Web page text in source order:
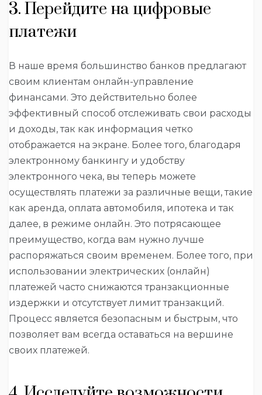
3. Перейдите на цифровые
платежи
В наше время большинство банков предлагают
своим клиентам онлайн-управление
финансами. Это действительно более
эффективный способ отслеживать свои расходы
и доходы, так как информация четко
отображается на экране. Более того, благодаря
электронному банкингу и удобству
электронного чека, вы теперь можете
осуществлять платежи за различные вещи, такие
как аренда, оплата автомобиля, ипотека и так
далее, в режиме онлайн. Это потрясающее
преимущество, когда вам нужно лучше
распоряжаться своим временем. Более того, при
использовании электрических (онлайн)
платежей часто снижаются транзакционные
издержки и отсутствует лимит транзакций.
Процесс является безопасным и быстрым, что
позволяет вам всегда оставаться на вершине
своих платежей.